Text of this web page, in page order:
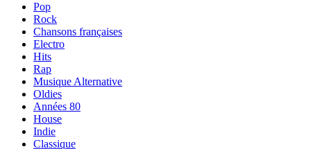
Pop
Rock
Chansons françaises
Electro
Hits
Rap
Musique Alternative
Oldies
Années 80
House
Indie
Classique